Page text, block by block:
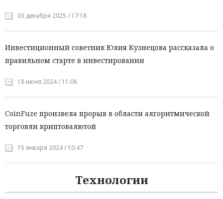
03 декабря 2025 / 17:18
Инвестиционный советник Юлия Кузнецова рассказала о
правильном старте в инвестировании
18 июня 2024 / 11:06
CoinFuze произвела прорыв в области алгоритмической
торговли криптовалютой
15 января 2024 / 10:47
Технологии